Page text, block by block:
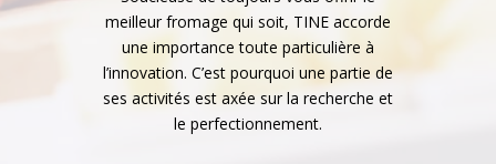
meilleur fromage qui soit, TINE accorde
une importance toute particulière à
l’innovation. C’est pourquoi une partie de
ses activités est axée sur la recherche et
le perfectionnement.